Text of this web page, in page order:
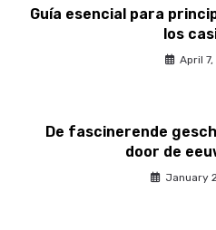
Guía esencial para
los
April
De fascinerende
door de
January